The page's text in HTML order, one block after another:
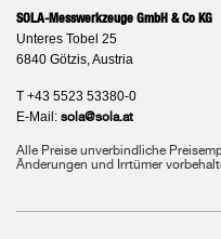
SOLA-Messwerkzeuge GmbH & Co KG
Unteres Tobel 25
6840 Götzis, Austria
T +43 5523 53380-0
E-Mail: sola@sola.at
Alle Preise unverbindliche
Änderungen und Irrtümer